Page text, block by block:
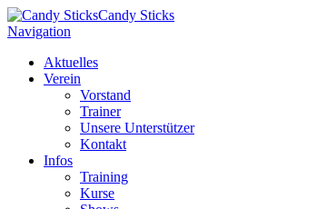
Candy Sticks
Navigation
Aktuelles
Verein
Vorstand
Trainer
Unsere Unterstützer
Kontakt
Infos
Training
Kurse